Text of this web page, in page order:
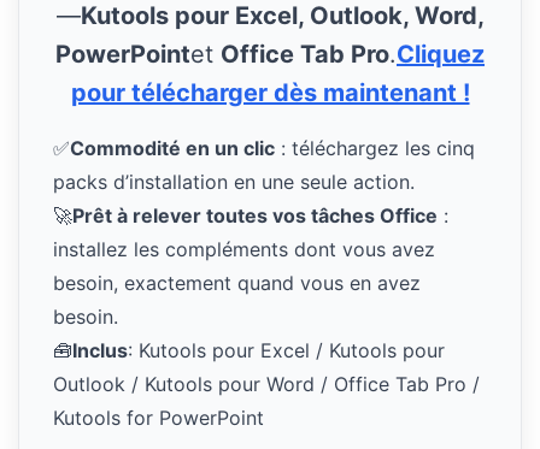
—Kutools pour Excel, Outlook, Word,
PowerPointet Office Tab Pro.Cliquez
pour télécharger dès maintenant !
✅Commodité en un clic : téléchargez les cinq
packs d’installation en une seule action.
🚀Prêt à relever toutes vos tâches Office :
installez les compléments dont vous avez
besoin, exactement quand vous en avez
besoin.
🧰Inclus: Kutools pour Excel / Kutools pour
Outlook / Kutools pour Word / Office Tab Pro /
Kutools for PowerPoint